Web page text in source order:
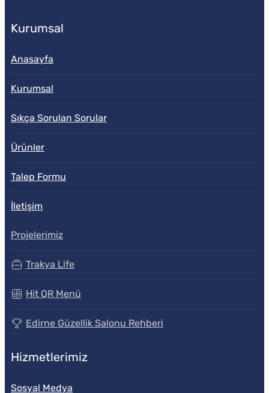
Kurumsal
Anasayfa
Kurumsal
Sıkça Sorulan Sorular
Ürünler
Talep Formu
İletişim
Projelerimiz
Trakya Life
Hit QR Menü
Edirne Güzellik Salonu Rehberi
Hizmetlerimiz
Sosyal Medya